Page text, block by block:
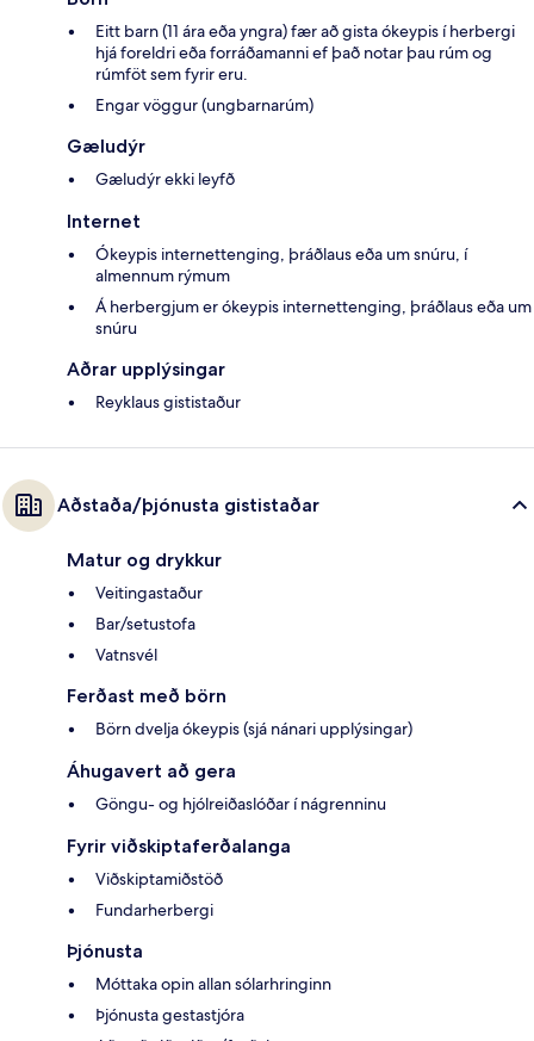
Eitt barn (11 ára eða yngra) fær að gista ókeypis í herbergi
hjá foreldri eða forráðamanni ef það notar þau rúm og
rúmföt sem fyrir eru.
Engar vöggur (ungbarnarúm)
Gæludýr
Gæludýr ekki leyfð
Internet
Ókeypis internettenging, þráðlaus eða um snúru, í
almennum rýmum
Á herbergjum er ókeypis internettenging, þráðlaus eða um
snúru
Aðrar upplýsingar
Reyklaus gististaður
Aðstaða/þjónusta gististaðar
Matur og drykkur
Veitingastaður
Bar/setustofa
Vatnsvél
Ferðast með börn
Börn dvelja ókeypis (sjá nánari upplýsingar)
Áhugavert að gera
Göngu- og hjólreiðaslóðar í nágrenninu
Fyrir viðskiptaferðalanga
Viðskiptamiðstöð
Fundarherbergi
Þjónusta
Móttaka opin allan sólarhringinn
Þjónusta gestastjóra